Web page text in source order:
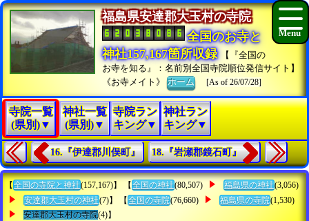
福島県安達郡大玉村の寺院
全国のお寺と
神社157,167箇所収録
【『全国の
お寺を知る』：名前別全国寺院順位発信サイト】
《お寺メイト》ホーム [As of 26/07/28]
寺院一覧
(県別)▼
神社一覧
(県別)▼
寺院ラン
キング▼
神社ラン
キング▼
16.『伊達郡川俣町』 18.『岩瀬郡鏡石町』
【 全国の寺院と神社(157,167)】 【 全国の神社(80,507) 福島県の神社(3,056)
安達郡大玉村の神社(7)】 【 全国の寺院(76,660) 福島県の寺院(1,530)
安達郡大玉村の寺院(4)】